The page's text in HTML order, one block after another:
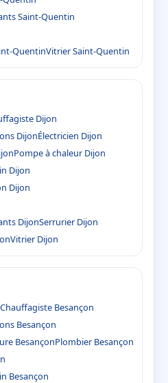
Saint-Quentin
QuentinVitrier Saint-Quentin
Dijon
DijonÉlectricien Dijon
Pompe à chaleur Dijon
Dijon
Dijon
DijonSerrurier Dijon
Vitrier Dijon
Chauffagiste Besançon
Besançon
BesançonPlombier Besançon
Besançon